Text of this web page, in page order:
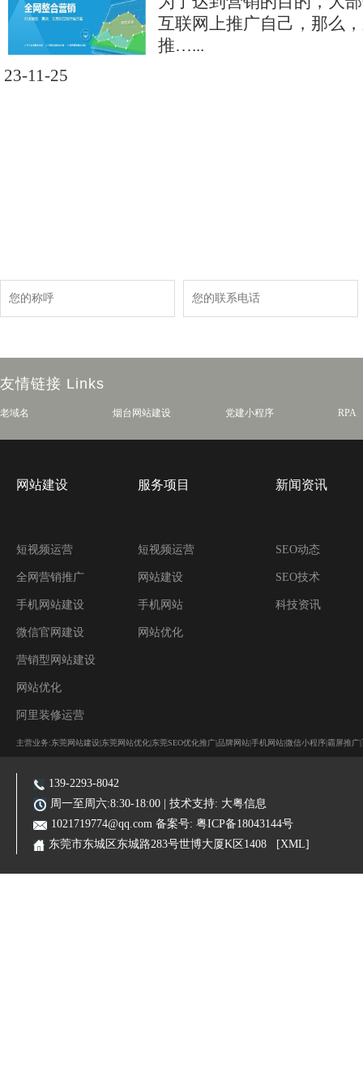
互联网上推广自己，那么
推…...
23-11-25
友情链接 Links
老域名 烟台网站建设 党建小程序 RPA
网站建设
短视频运营
全网营销推广
手机网站建设
微信官网建设
营销型网站建设
网站优化
阿里装修运营
服务项目
短视频运营
网站建设
手机网站
网站优化
新闻资讯
SEO动态
SEO技术
科技资讯
主营业务:东莞网站建设|东莞网站优化|东莞SEO优化推广|品牌网站|手机网站|微信小程序|霸屏推广
139-2293-8042
周一至周六:8:30-18:00 | 技术支持: 大粤信息
1021719774@qq.com 备案号: 粤ICP备18043144号
东莞市东城区东城路283号世博大厦K区1408
[XML]